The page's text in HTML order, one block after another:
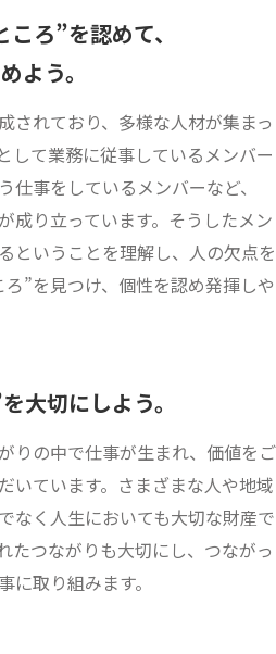
ろ”を認めて、
よう。
されており、多様な人材が集まっ
して業務に従事しているメンバー
事をしているメンバーなど、
成り立っています。そうしたメン
ということを理解し、人の欠点を
”を見つけ、個性を認め発揮しや
大切にしよう。
りの中で仕事が生まれ、価値をご
いています。さまざまな人や地域
なく人生においても大切な財産で
たつながりも大切にし、つながっ
に取り組みます。